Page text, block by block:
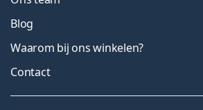
Blog
Waarom bij ons winkelen?
Contact